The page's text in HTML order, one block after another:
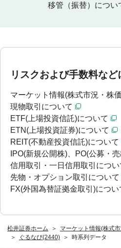
松井証券ホーム
マーケット情報(株式
ぐるなび(2440)
時系列データ
移管（振替）につい
リスクおよび手数料など
マーケット情報(株式市況・株
現物取引について
ETF(上場投資信託)について
ETN(上場投資証券)について
REIT(不動産投資信託)について
IPO(新規公開株)、PO(公募・
信用取引・一日信用取引につい
先物・オプション取引について
FX(外国為替証拠金取引)につい